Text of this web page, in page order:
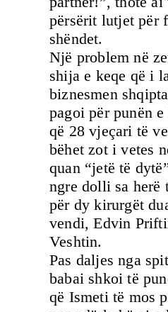
përsërit lutjet për
shëndet.
Një problem në
shija e keqe që i
biznesmen
pagoi për punën
që 28 vjeçari të
bëhet zot i vetes
quan “jetë të
ngre dolli sa herë
për dy kirurgët
vendi, Edvin
Veshtin.
Pas daljes nga
babai shkoi të
që Ismeti të mos